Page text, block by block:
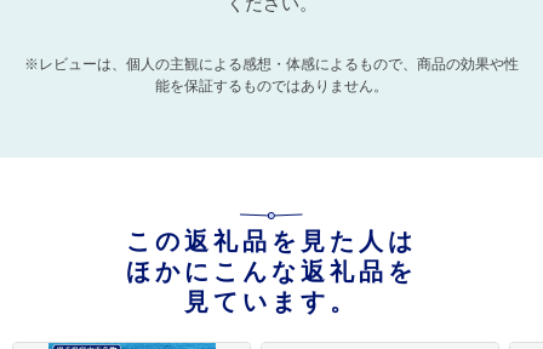
※レビューは、個人の主観による感想・体感によるもので、商品の効果や性
能を保証するものではありません。
この返礼品を見た人は
ほかにこんな返礼品を
見ています。